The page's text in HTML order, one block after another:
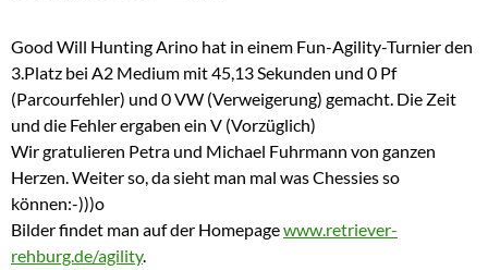
Good Will Hunting Arino hat in einem Fun-Agility-Turnier den
3.Platz bei A2 Medium mit 45,13 Sekunden und 0 Pf
(Parcourfehler) und 0 VW (Verweigerung) gemacht. Die Zeit
und die Fehler ergaben ein V (Vorzüglich)
Wir gratulieren Petra und Michael Fuhrmann von ganzen
Herzen. Weiter so, da sieht man mal was Chessies so
können:-)))o
Bilder findet man auf der Homepagewww.retriever-
rehburg.de/agility.